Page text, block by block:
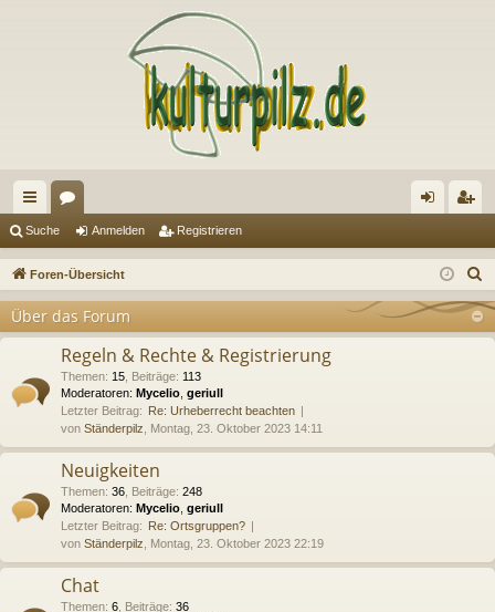
ch
ne
ug
en m
de
ist
re
Suche Anmelden Registrieren
Foren-Übersicht
Über das Forum
Regeln & Rechte & Registrierung
Themen: 15 Beiträge: 113
Moderatoren: Mycelio geriull
Letzter Beitrag: Re: Urheberrecht beachten
von Ständerpilz , Montag, 23. Oktober 2023 14:11
Neuigkeiten
Themen: 36 Beiträge: 248
Moderatoren: Mycelio geriull
Letzter Beitrag: Re: Ortsgruppen?
von Ständerpilz , Montag, 23. Oktober 2023 22:19
Chat
Themen: 6 Beiträge: 36